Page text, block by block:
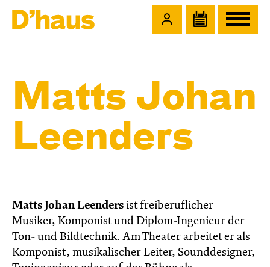
Matts Johan
Leenders
Matts Johan Leenders ist freiberuflicher
Musiker, Komponist und Diplom-Ingenieur der
Ton- und Bildtechnik. Am Theater arbeitet er als
Komponist, musikalischer Leiter, Sounddesigner,